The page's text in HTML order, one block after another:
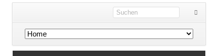
Navigation